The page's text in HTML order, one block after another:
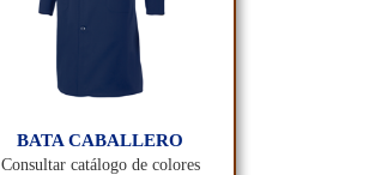
BATA CABALLERO
Consultar catálogo de colores